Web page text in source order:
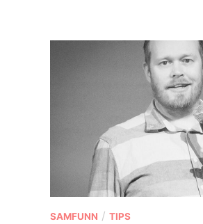
P
SAMFUNN / TIPS